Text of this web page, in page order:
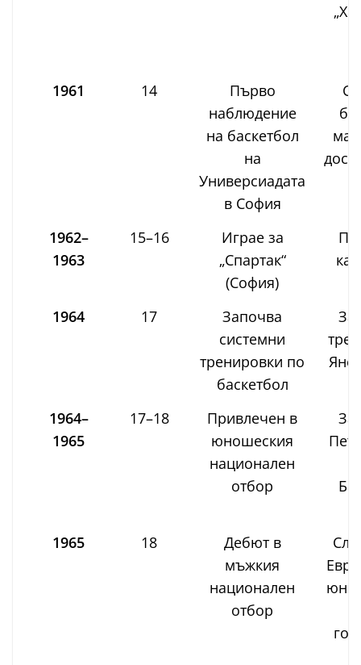
1961
14
Първо
наблюдение
на баскетбол
на
Универсиадата
в София
С
1962–
1963
15–16
Играе за
„Спартак“
(София)
1964 17
Започва
системни
тренировки по
баскетбол
1964–
1965
17–18
Привлечен в
юношеския
национален
отбор
1965 18
Дебют в
мъжкия
национален
отбор